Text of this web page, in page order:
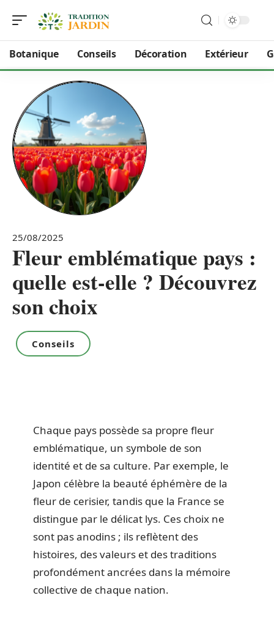
Botanique Conseils Décoration Extérieur
25/08/2025
Fleur emblématique pays :
quelle est-elle ? Découvrez
son choix
Conseils
Chaque pays possède sa propre fleur
emblématique, un symbole de son
identité et de sa culture. Par exemple, le
Japon célèbre la beauté éphémère de la
fleur de cerisier, tandis que la France se
distingue par le délicat lys. Ces choix ne
sont pas anodins ; ils reflètent des
histoires, des valeurs et des traditions
profondément ancrées dans la mémoire
collective de chaque nation.